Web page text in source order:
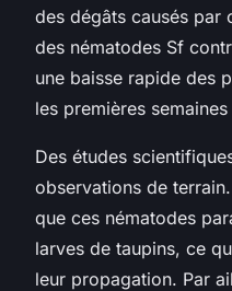
des dégâts causés par
des nématodes Sf
une baisse rapide des
les premières
Des études
observations de
que ces nématodes
larves de taupins, ce
leur propagation. Par